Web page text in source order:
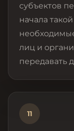
субъектов
начала
лиц и
передавать
11